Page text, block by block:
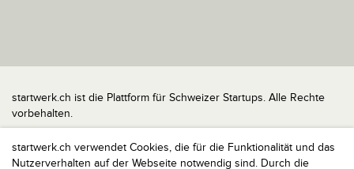
startwerk.ch verwendet Cookies, die für die Funktionalität und das
Nutzerverhalten auf der Webseite notwendig sind. Durch die
startwerk.ch ist die Plattform für Schweizer Startups. Alle Rechte
vorbehalten.
Impressum
Kontakt